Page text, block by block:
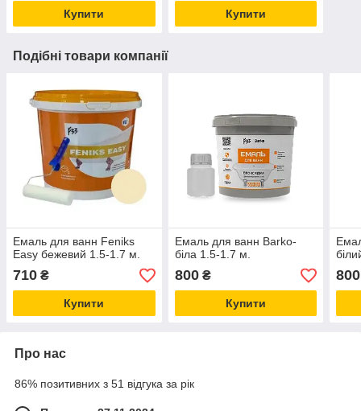
Купити Купити
Подібні товари компанії
Емаль для ванн Feniks
Easy бежевий 1.5-1.7 м.
710 ₴
Купити
Емаль для ванн Barko-
біла 1.5-1.7 м.
800₴
Купити
800
Про нас
86% позитивних з 51 відгука за рік